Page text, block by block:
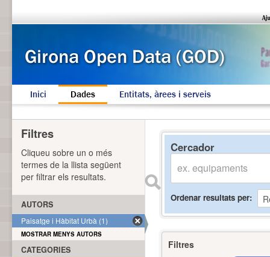
Inici Dades Entitats, àrees i serveis
Cercador
Ordenar resultats per
Filtres
Filtres
Cliqueu sobre un o més
termes de la llista següent
per filtrar els resultats.
AUTORS
Paisatge i Hàbitat Urbà (1)
MOSTRAR MENYS AUTORS
CATEGORIES